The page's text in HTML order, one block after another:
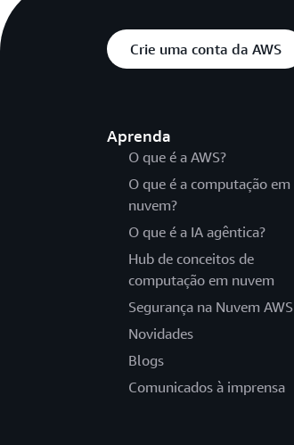
Crie uma conta da AWS
Aprenda
O que é a AWS?
O que é a computação em
nuvem?
O que é a IA agêntica?
Hub de conceitos de
computação em nuvem
Segurança na Nuvem AWS
Novidades
Blogs
Comunicados à imprensa